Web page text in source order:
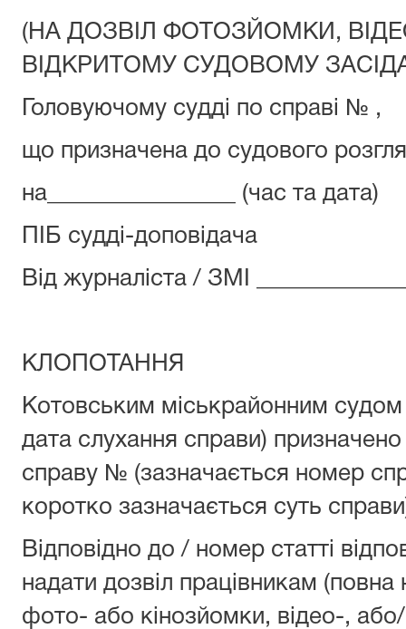
(НА ДОЗВІЛ ФОТОЗЙОМКИ,
ВІДКРИТОМУ СУДОВОМУ
Головуючому судді по справі № ,
що призначена до судового
на________________ (час та дата)
ПІБ судді-доповідача
Від журналіста / ЗМІ
КЛОПОТАННЯ
Котовським міськрайонним судом
дата слухання справи)
справу № (зазначається номер
коротко зазначається суть
Відповідно до / номер статті
надати дозвіл працівникам
фото- або кінозйомки, відео-, або/